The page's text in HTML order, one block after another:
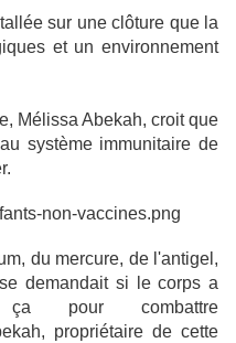
sur une clôture que la
et un environnement
Mélissa Abekah, croit que
système immunitaire de
du mercure, de l'antigel,
demandait si le corps a
pour combattre
propriétaire de cette